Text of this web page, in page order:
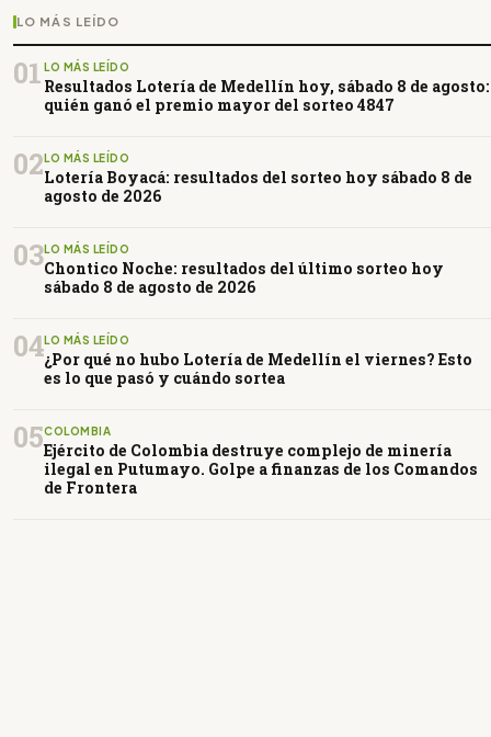
LO MÁS LEÍDO
01 LO MÁS LEÍDO
Resultados Lotería de Medellín hoy, sábado 8 de agosto:
quién ganó el premio mayor del sorteo 4847
02 LO MÁS LEÍDO
Lotería Boyacá: resultados del sorteo hoy sábado 8 de
agosto de 2026
03LO MÁS LEÍDO
Chontico Noche: resultados del último sorteo hoy
sábado 8 de agosto de 2026
04LO MÁS LEÍDO
¿Por qué no hubo Lotería de Medellín el viernes? Esto
es lo que pasó y cuándo sortea
05COLOMBIA
Ejército de Colombia destruye complejo de minería
ilegal en Putumayo. Golpe a finanzas de los Comandos
de Frontera